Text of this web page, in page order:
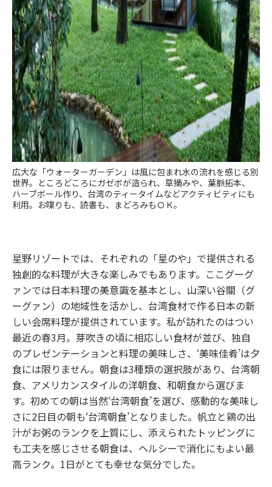
広大な「ウォーターガーデン」は風に包まれ水の流れを感じる別
世界。ところどころにガゼボが造られ、草摘みや、葉脈拓本、
ハーブボール作り、台湾のティータイムなどアクティビティにも
利用。お喋りも、読書も、まどろみもＯＫ。
星野リゾートでは、それぞれの「星のや」で提供される
独創的な料理が大きな楽しみでもあります。ここグーグ
ァンでは日本料理の美意識を基本とし、山深い谷關（グ
ーグァン）の地域性を活かし、台湾食材で作る日本の新
しい会席料理が提供されています。私が訪れたのはつい
最近の春3月。芽吹きの頃に相応しい食材が並び、独自
のプレゼンテーションと料理の美味しさ、‘美味佳肴’は夕
食には限りません。朝食は3種類の選択肢があり、台湾朝
食、アメリカンスタイルの洋朝食、和朝食から選びま
す。初めての朝は当然‘台湾朝食’を選び、感動的な美味し
さに2日目の朝も‘台湾朝食’となりました。帆立と鶏の出
汁がお粥のランクを上質にし、添えられたトッピングに
も工夫を感じさせる朝食は、ヘルシーで消化にもよい最
高ランク。1日がとても幸せな気分でした。